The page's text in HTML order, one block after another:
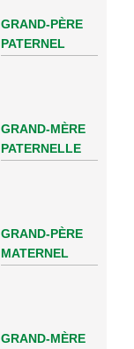
GRAND-PÈRE
PATERNEL
GRAND-MÈRE
PATERNELLE
GRAND-PÈRE
MATERNEL
GRAND-MÈRE